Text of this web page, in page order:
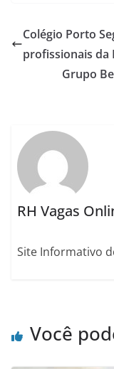
Colégio Porto
profissionais da
Grupo
RH Vagas
Site Informativo
Você